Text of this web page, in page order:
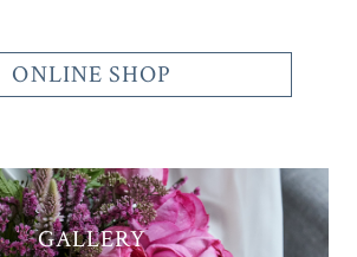
ONLINE SHOP
GALLERY